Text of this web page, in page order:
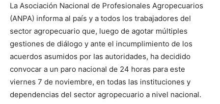
La Asociación Nacional de Profesionales Agropecuarios
(ANPA) informa al país y a todos los trabajadores del
sector agropecuario que, luego de agotar múltiples
gestiones de diálogo y ante el incumplimiento de los
acuerdos asumidos por las autoridades, ha decidido
convocar a un paro nacional de 24 horas para este
viernes 7 de noviembre, en todas las instituciones y
dependencias del sector agropecuario a nivel nacional.